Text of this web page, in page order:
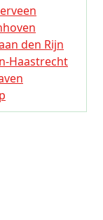
den Rijn
Haastrecht